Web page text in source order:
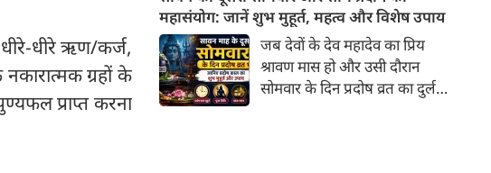
धीरे ऋण/कर्ज,
ग्रहों के
प्राप्त करना
दोनों ग्रहण अगस्त माह में लगने वाले
हैं। एक ही माह में दो ग्रहण योग के
चलते इन राशियों पर पड़ेगा इसका
सीधा असर।
महासंयोग: जानें शुभ मुहूर्त, महत्व और विशेष उपाय
जब देवों के देव महादेव का प्रिय
श्रावण मास हो और उसी दौरान
सोमवार के दिन प्रदोष व्रत का दुर्लभ